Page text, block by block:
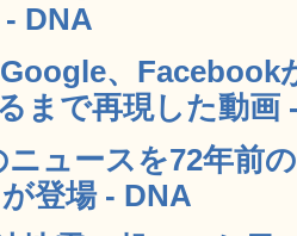
DNA
、Facebook
まで再現した動画
ニュースを72年前
登場 - DNA